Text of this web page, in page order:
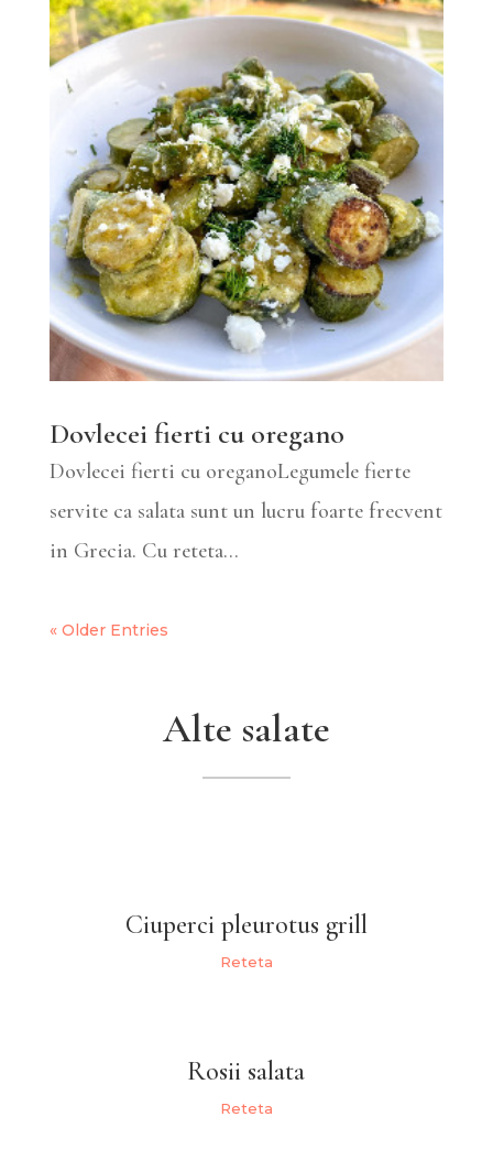
Dovlecei fierti cu oregano
Dovlecei fierti cu oreganoLegumele fierte
servite ca salata sunt un lucru foarte frecvent
in Grecia. Cu reteta...
« Older Entries
Alte salate
Ciuperci pleurotus grill
Reteta
Rosii salata
Reteta